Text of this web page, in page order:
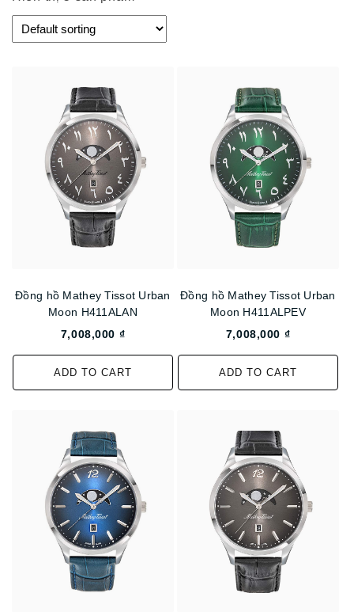
Đồng hồ Mathey Tissot Urban
Moon H411ALAN
7,008,000 ₫
ADD TO CART
Đồng hồ Mathey Tissot Urban
Moon H411ALPEV
7,008,000 ₫
ADD TO CART